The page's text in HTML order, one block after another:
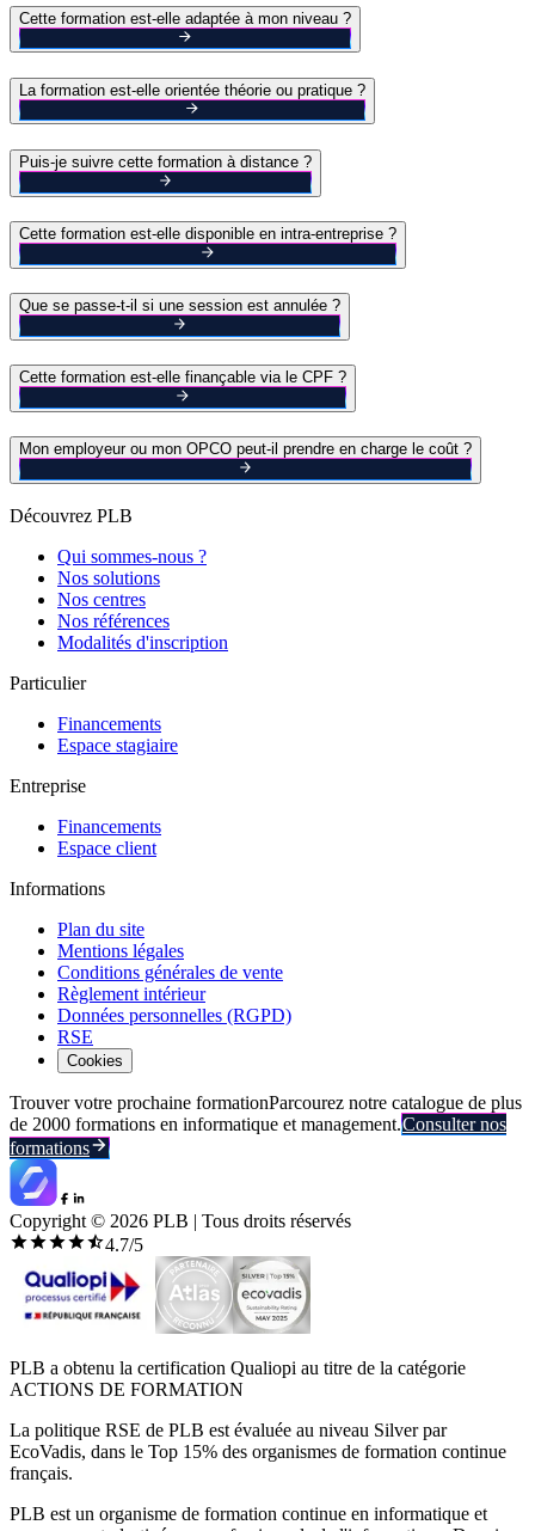
Cette formation est-elle adaptée à mon niveau ?
La formation est-elle orientée théorie ou pratique ?
Puis-je suivre cette formation à distance ?
Cette formation est-elle disponible en intra-entreprise ?
Que se passe-t-il si une session est annulée ?
Cette formation est-elle finançable via le CPF ?
Mon employeur ou mon OPCO peut-il prendre en charge le coût ?
Découvrez PLB
Qui sommes-nous ?
Nos solutions
Nos centres
Nos références
Modalités d'inscription
Particulier
Financements
Espace stagiaire
Entreprise
Financements
Espace client
Informations
Plan du site
Mentions légales
Conditions générales de vente
Règlement intérieur
Données personnelles (RGPD)
RSE
Cookies
Trouver votre prochaine formationParcourez notre catalogue de plus
de 2000 formations en informatique et management.Consulter nos
formations
Copyright © 2026 PLB | Tous droits réservés
4.7/5
PLB a obtenu la certification Qualiopi au titre de la catégorie
ACTIONS DE FORMATION
La politique RSE de PLB est évaluée au niveau Silver par
EcoVadis, dans le Top 15% des organismes de formation continue
français.
PLB est un organisme de formation continue en informatique et